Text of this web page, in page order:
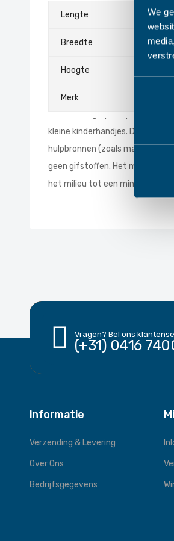
We
Trixie
Creëer een gezellige sfeer
perfect voor peuters. Het
perfect aan bij de noden van
Brede handgrepen op de kom
kleine kinderhandjes. De reeks
hulpbronnen (zoals maïs,
geen gifstoffen. Het materiaal
het milieu tot een minimum
Meer
Lengte
Breedte
Hoogte
Merk
Vragen? Bel ons
(+31) 0416
Informatie
Verzending & Levering
Over Ons
Bedrijfsgegevens